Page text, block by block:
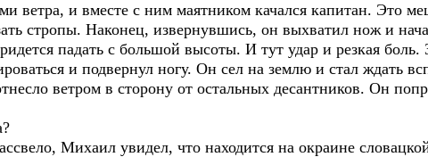
ветра, и вместе с ним маятником качался капитан. Это
стропы. Наконец, извернувшись, он выхватил нож и
падать с большой высоты. И тут удар и резкая
и подвернул ногу. Он сел на землю и стал ждать
ветром в сторону от остальных десантников. Он
Михаил увидел, что находится на окраине